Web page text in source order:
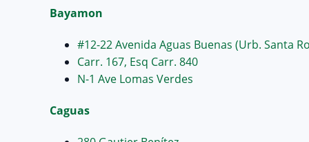
Bayamon
#12-22 Avenida Aguas Buenas (Urb. Santa
Carr. 167, Esq Carr. 840
N-1 Ave Lomas Verdes
Caguas